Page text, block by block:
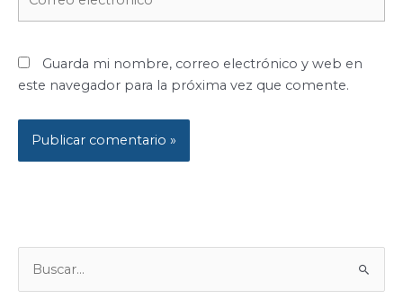
electrónico*
Guarda mi nombre, correo electrónico y web en
este navegador para la próxima vez que comente.
U